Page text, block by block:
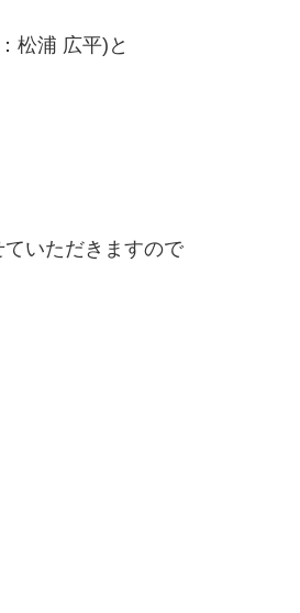
松浦 広平)と
いただきますので